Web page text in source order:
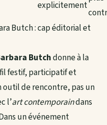
explicitement
Butch : cap éditorial et
Butchdonne à la
festif, participatif et
outil de rencontre, pas un
l’art contemporaindans
un événement